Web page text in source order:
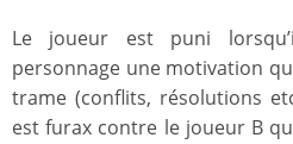
Le joueur est puni
personnage une motivation
trame (conflits, résolutions
est furax contre le joueur B